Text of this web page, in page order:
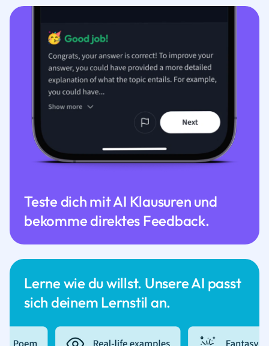
Lerne wie du willst. Unsere AI passt
sich deinem Lernstil an.
Teste dich mit AI Klausuren und
bekomme direktes Feedback.